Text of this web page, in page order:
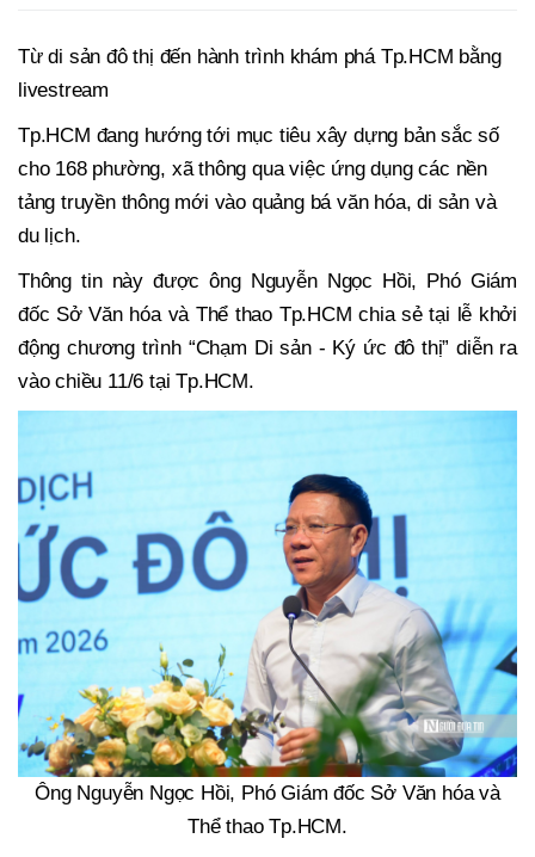
Từ di sản đô thị đến hành trình khám phá Tp.HCM bằng
livestream
Tp.HCM đang hướng tới mục tiêu xây dựng bản sắc số
cho 168 phường, xã thông qua việc ứng dụng các nền
tảng truyền thông mới vào quảng bá văn hóa, di sản và
du lịch.
Thông tin này được ông Nguyễn Ngọc Hồi, Phó Giám
đốc Sở Văn hóa và Thể thao Tp.HCM chia sẻ tại lễ khởi
động chương trình “Chạm Di sản - Ký ức đô thị” diễn ra
vào chiều 11/6 tại Tp.HCM.
Ông Nguyễn Ngọc Hồi, Phó Giám đốc Sở Văn hóa và
Thể thao Tp.HCM.